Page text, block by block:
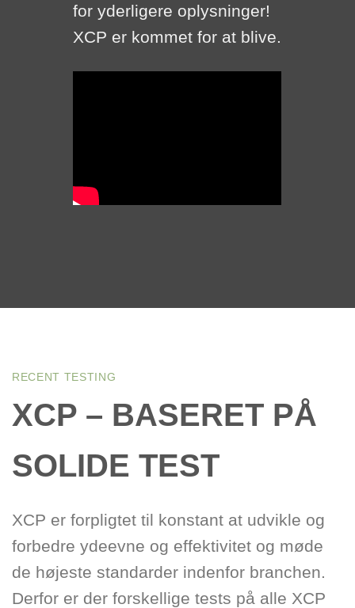
for yderligere oplysninger!
XCP er kommet for at blive.
RECENT TESTING
XCP – BASERET PÅ
SOLIDE TEST
XCP er forpligtet til konstant at udvikle og
forbedre ydeevne og effektivitet og møde
de højeste standarder indenfor branchen.
Derfor er der forskellige tests på alle XCP